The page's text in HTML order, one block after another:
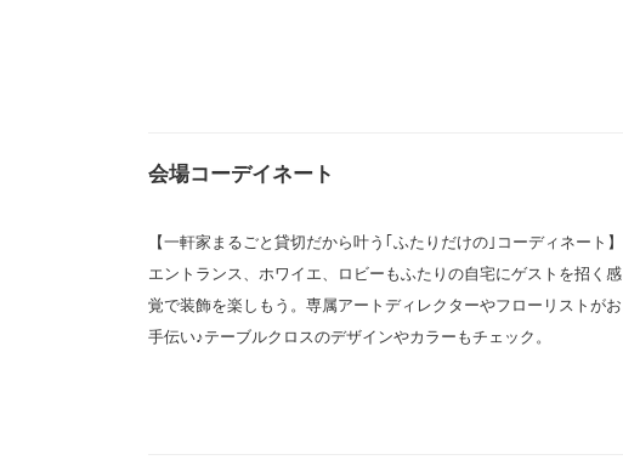
会場コーデイネート
【一軒家まるごと貸切だから叶う｢ふたりだけの｣コーディネート】
エントランス、ホワイエ、ロビーもふたりの自宅にゲストを招く感
覚で装飾を楽しもう。専属アートディレクターやフローリストがお
手伝い♪テーブルクロスのデザインやカラーもチェック。